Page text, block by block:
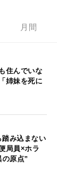
月間
住んでいな
姉妹を死に
踏み込まない
局員×ホラ
原点”